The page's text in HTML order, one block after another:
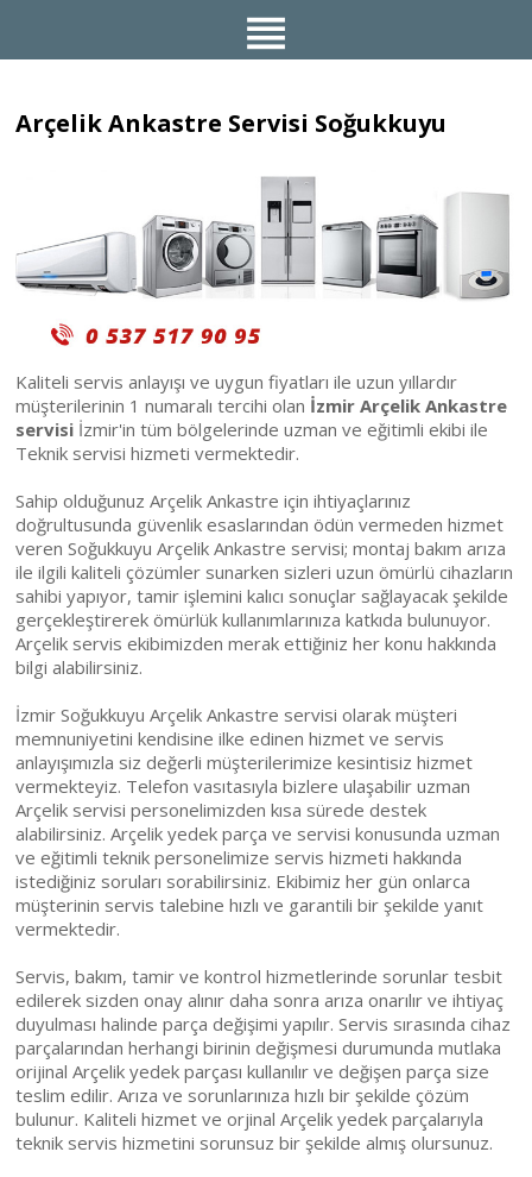
Arçelik Ankastre Servisi Soğukkuyu
Kaliteli servis anlayışı ve uygun fiyatları ile uzun yıllardır
müşterilerinin 1 numaralı tercihi olan İzmir Arçelik Ankastre
servisi İzmir'in tüm bölgelerinde uzman ve eğitimli ekibi ile
Teknik servisi hizmeti vermektedir.
Sahip olduğunuz Arçelik Ankastre için ihtiyaçlarınız
doğrultusunda güvenlik esaslarından ödün vermeden hizmet
veren Soğukkuyu Arçelik Ankastre servisi; montaj bakım arıza
ile ilgili kaliteli çözümler sunarken sizleri uzun ömürlü cihazların
sahibi yapıyor, tamir işlemini kalıcı sonuçlar sağlayacak şekilde
gerçekleştirerek ömürlük kullanımlarınıza katkıda bulunuyor.
Arçelik servis ekibimizden merak ettiğiniz her konu hakkında
bilgi alabilirsiniz.
İzmir Soğukkuyu Arçelik Ankastre servisi olarak müşteri
memnuniyetini kendisine ilke edinen hizmet ve servis
anlayışımızla siz değerli müşterilerimize kesintisiz hizmet
vermekteyiz. Telefon vasıtasıyla bizlere ulaşabilir uzman
Arçelik servisi personelimizden kısa sürede destek
alabilirsiniz. Arçelik yedek parça ve servisi konusunda uzman
ve eğitimli teknik personelimize servis hizmeti hakkında
istediğiniz soruları sorabilirsiniz. Ekibimiz her gün onlarca
müşterinin servis talebine hızlı ve garantili bir şekilde yanıt
vermektedir.
Servis, bakım, tamir ve kontrol hizmetlerinde sorunlar tesbit
edilerek sizden onay alınır daha sonra arıza onarılır ve ihtiyaç
duyulması halinde parça değişimi yapılır. Servis sırasında cihaz
parçalarından herhangi birinin değişmesi durumunda mutlaka
orijinal Arçelik yedek parçası kullanılır ve değişen parça size
teslim edilir. Arıza ve sorunlarınıza hızlı bir şekilde çözüm
bulunur. Kaliteli hizmet ve orjinal Arçelik yedek parçalarıyla
teknik servis hizmetini sorunsuz bir şekilde almış olursunuz.